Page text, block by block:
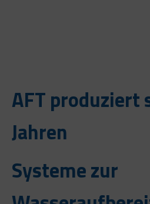
AFT produziert
Jahren
Systeme zur